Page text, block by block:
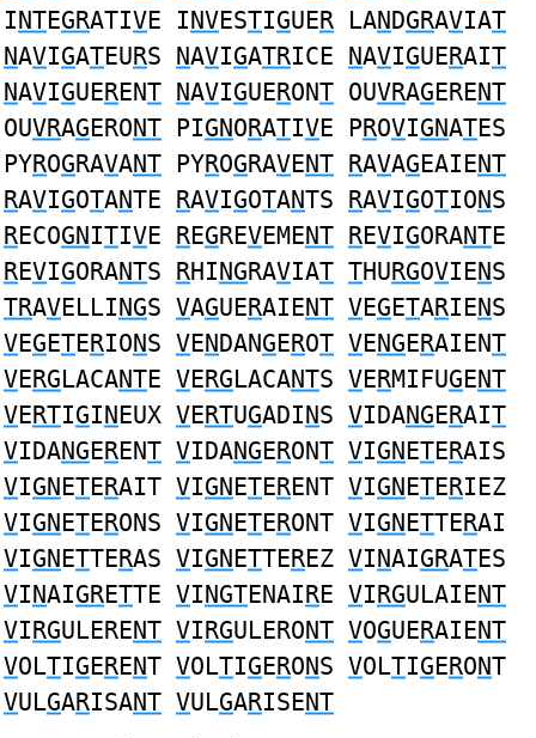
INTEGRATIVE INVESTIGUER LANDGRAVIAT
NAVIGATEURS NAVIGATRICE NAVIGUERAIT
NAVIGUERENT NAVIGUERONT OUVRAGERENT
OUVRAGERONT PIGNORATIVE PROVIGNATES
PYROGRAVANT PYROGRAVENT RAVAGEAIENT
RAVIGOTANTE RAVIGOTANTS RAVIGOTIONS
RECOGNITIVE REGREVEMENT REVIGORANTE
REVIGORANTS RHINGRAVIAT THURGOVIENS
TRAVELLINGS VAGUERAIENT VEGETARIENS
VEGETERIONS VENDANGEROT VENGERAIENT
VERGLACANTE VERGLACANTS VERMIFUGENT
VERTIGINEUX VERTUGADINS VIDANGERAIT
VIDANGERENT VIDANGERONT VIGNETERAIS
VIGNETERAIT VIGNETERENT VIGNETERIEZ
VIGNETERONS VIGNETERONT VIGNETTERAI
VIGNETTERAS VIGNETTEREZ VINAIGRATES
VINAIGRETTE VINGTENAIRE VIRGULAIENT
VIRGULERENT VIRGULERONT VOGUERAIENT
VOLTIGERENT VOLTIGERONS VOLTIGERONT
VULGARISANT VULGARISENT